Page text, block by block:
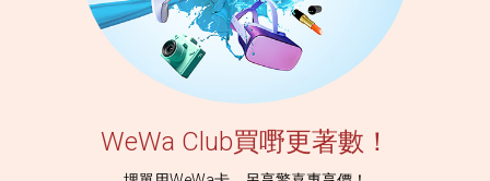
WeWa Club買嘢更著數！